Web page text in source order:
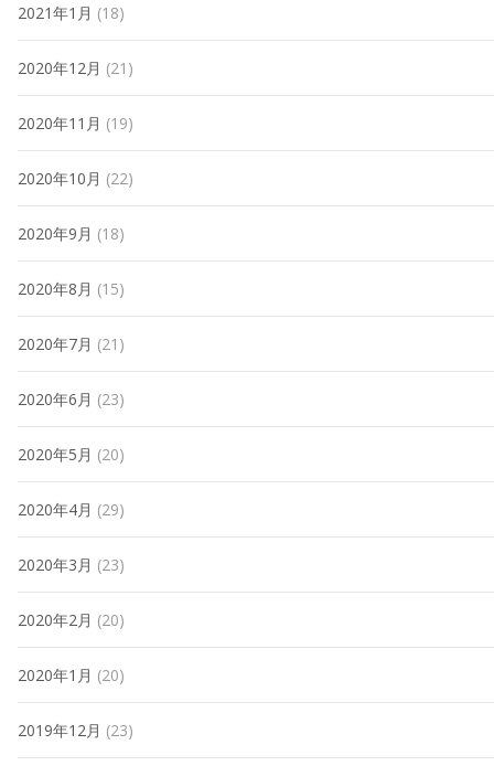
2021年1月 (18)
2020年12月 (21)
2020年11月 (19)
2020年10月 (22)
2020年9月 (18)
2020年8月 (15)
2020年7月 (21)
2020年6月 (23)
2020年5月 (20)
2020年4月 (29)
2020年3月 (23)
2020年2月 (20)
2020年1月 (20)
2019年12月 (23)